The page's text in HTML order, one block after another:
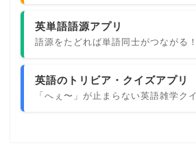
英単語語源アプリ
語源をたどれば単語同士がつながる
英語のトリビア・クイズアプリ
「へぇ〜」が止まらない英語雑学ク